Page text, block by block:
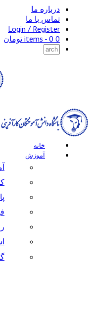
درباره ما
تماس با ما
Login / Register
0 items -
0 تومان
خانه
آموزش